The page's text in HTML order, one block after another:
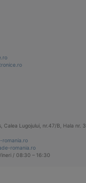
Calea Lugojului, nr.47/B, Hala nr. 3
romania.ro
romania.ro
/ 08:30 – 16:30